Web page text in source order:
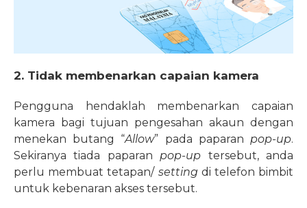
2. Tidak membenarkan capaian kamera
Pengguna hendaklah membenarkan capaian
kamera bagi tujuan pengesahan akaun dengan
menekan butang “Allow” pada paparanpop-up.
Sekiranya tiada paparanpop-up tersebut, anda
perlu membuat tetapan/ settingdi telefon bimbit
untuk kebenaran akses tersebut.